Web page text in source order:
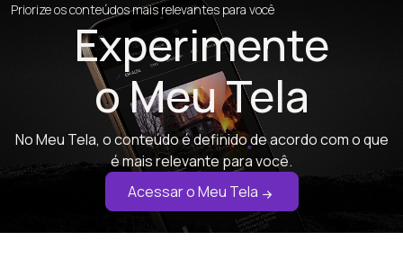
Priorize os conteúdos mais relevantes para você
Experimente
o Meu Tela
No Meu Tela, o conteúdo é definido de acordo com o que
é mais relevante para você.
Acessar o Meu Tela